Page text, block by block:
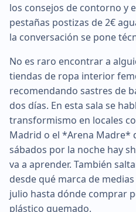
los consejos de contorno y
pestañas postizas de 2€
la conversación se pone
No es raro encontrar a
tiendas de ropa interior
recomendando sastres de
dos días. En esta sala se
transformismo en locales
Madrid o el *Arena Madre*
sábados por la noche hay
va a aprender. También
desde qué marca de
julio hasta dónde comprar
plástico quemado.